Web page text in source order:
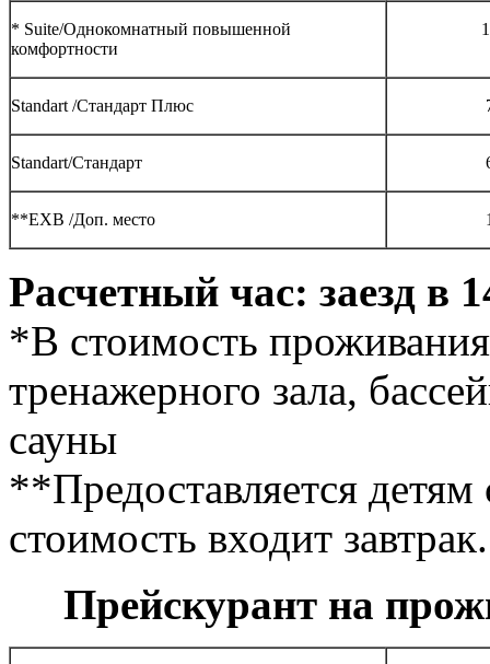
* Suite/Однокомнатный повышенной
комфортности
Standart /Стандарт Плюс
Standart/Cтандарт
**EXB /Доп. место
Расчетный час: заезд в
*В стоимость
тренажерного зала,
сауны
**Предоставляется
стоимость входит завтрак.
Прейскурант на